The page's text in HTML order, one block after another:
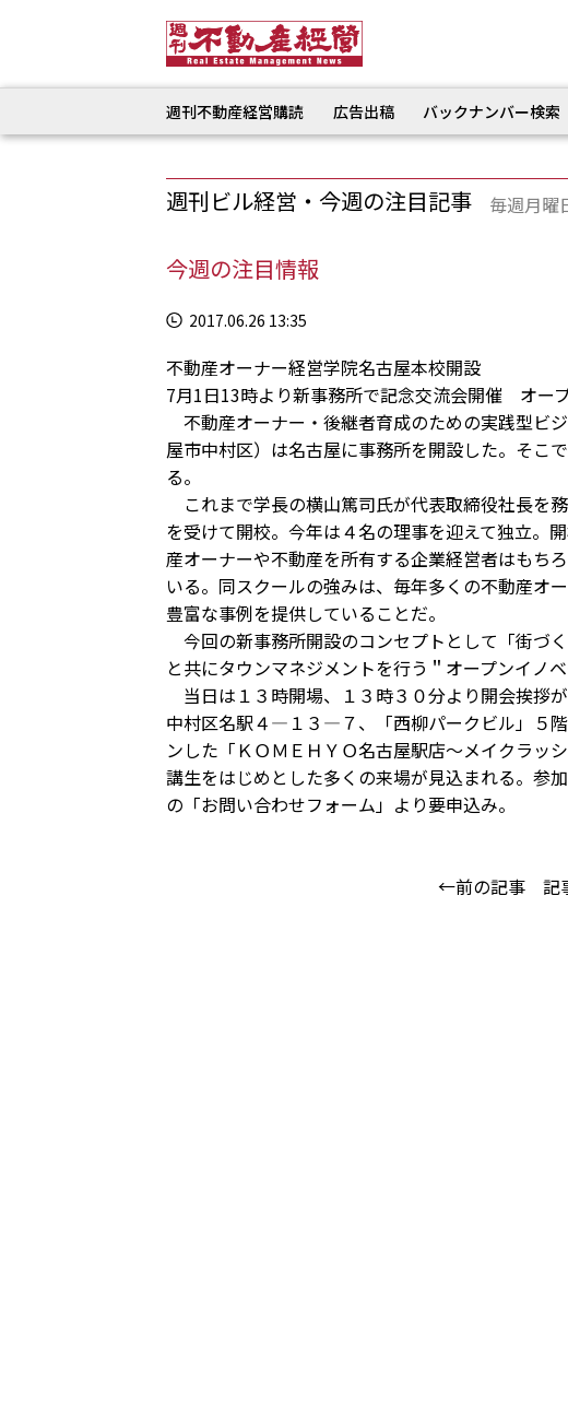
週刊不動産経営購読 広告出稿 バックナンバー検索
週刊ビル経営・今週の注目記事 毎週月曜
今週の注目情報
2017.06.26 13:35
不動産オーナー経営学院名古屋本校開設
7月1日13時より新事務所で記念交流会開催 オー
不動産オーナー・後継者育成のための実践型ビ
屋市中村区）は名古屋に事務所を開設した。そこ
る。
これまで学長の横山篤司氏が代表取締役社長を
を受けて開校。今年は４名の理事を迎えて独立。
産オーナーや不動産を所有する企業経営者はもち
いる。同スクールの強みは、毎年多くの不動産オ
豊富な事例を提供していることだ。
今回の新事務所開設のコンセプトとして「街づ
と共にタウンマネジメントを行う＂オープンイノ
当日は１３時開場、１３時３０分より開会挨拶
中村区名駅４―１３―７、「西柳パークビル」５
ンした「ＫＯＭＥＨＹＯ名古屋駅店～メイクラッ
講生をはじめとした多くの来場が見込まれる。参
の「お問い合わせフォーム」より要申込み。
←前の記事 記